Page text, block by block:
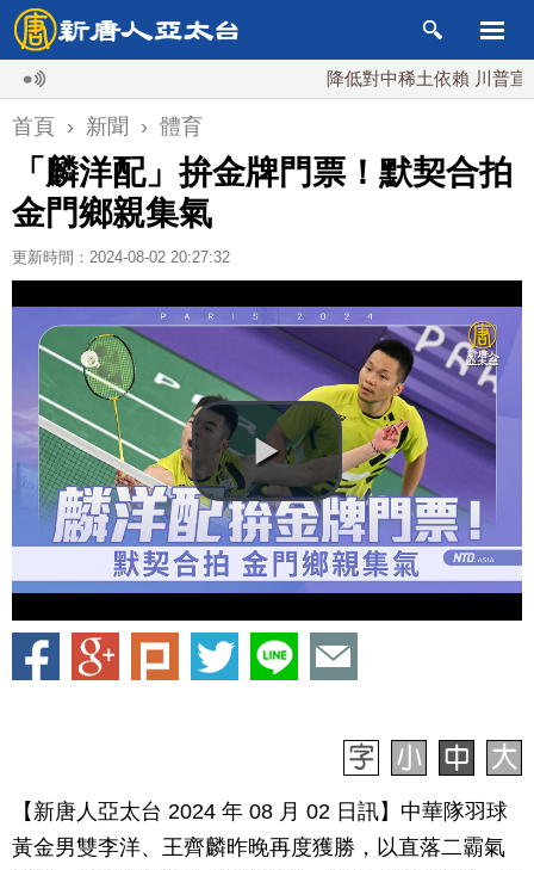
降低對中稀土依賴 川普宣布礦
首頁 › 新聞 › 體育
「麟洋配」拚金牌門票！默契合拍
金門鄉親集氣
更新時間：2024-08-02 20:27:32
【新唐人亞太台 2024 年 08 月 02 日訊】中華隊羽球
黃金男雙李洋、王齊麟昨晚再度獲勝，以直落二霸氣